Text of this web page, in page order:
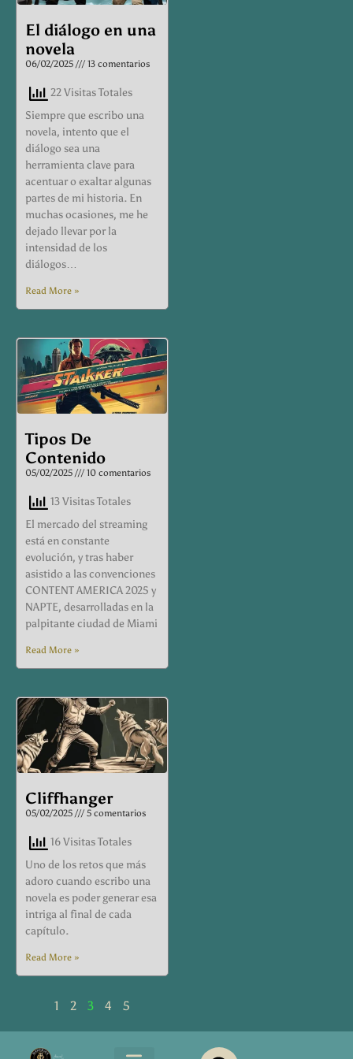
El diálogo en una
novela
06/02/2025 13 comentarios
22 Visitas Totales
Siempre que escribo una
novela, intento que el
diálogo sea una
herramienta clave para
acentuar o exaltar algunas
partes de mi historia. En
muchas ocasiones, me he
dejado llevar por la
intensidad de los
diálogos…
Read More »
Tipos De
Contenido
05/02/2025 10 comentarios
13 Visitas Totales
El mercado del streaming
está en constante
evolución, y tras haber
asistido a las convenciones
CONTENT AMERICA 2025 y
NAPTE, desarrolladas en la
palpitante ciudad de Miami
Read More »
Cliffhanger
05/02/2025 5 comentarios
16 Visitas Totales
Uno de los retos que más
adoro cuando escribo una
novela es poder generar esa
intriga al final de cada
capítulo.
Read More »
1 2 3 4 5